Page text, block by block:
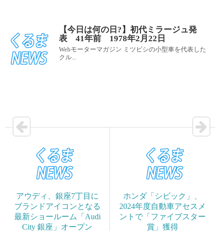
【今日は何の日?】初代ミラージュ発
表 41年前 1978年2月22日
Webモーターマガジン ミツビシの小型車を代表した
クル...
アウディ、銀座7丁目に
ブランドアイコンとなる
最新ショールーム「Audi
City 銀座」オープン
ホンダ「シビック」、
2024年度自動車アセスメ
ントで「ファイブスター
賞」獲得